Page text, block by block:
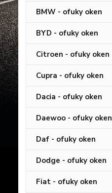
BMW - ofuky oken
BYD - ofuky oken
Citroen - ofuky oken
Cupra - ofuky oken
Dacia - ofuky oken
Daewoo - ofuky oken
Daf - ofuky oken
Dodge - ofuky oken
Fiat - ofuky oken